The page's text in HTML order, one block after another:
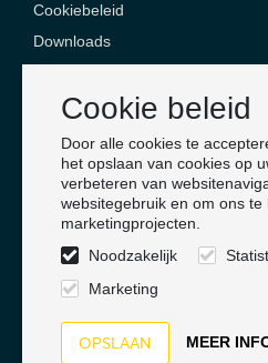
Cookie beleid
Door alle cookies te
het opslaan van cookies op
verbeteren van
websitegebruik en om ons te
marketingprojecten.
Noodzakelijk
Marketing
MEER
Cookiebeleid
Downloads
Majestic Safety Products &
Jan Campertlaan 6
3201 AX Spijkenisse
Nederland
Volg ons